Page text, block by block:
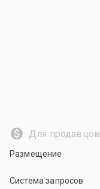
Для продавцов
Размещение
Система запросов